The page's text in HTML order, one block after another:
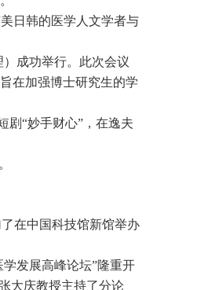
日韩的医学人文学者与
成功举行。此次会议
在加强博士研究生的学
剧“妙手财心”，在逸夫
在中国科技馆新馆举办
发展高峰论坛”隆重开
大庆教授主持了分论